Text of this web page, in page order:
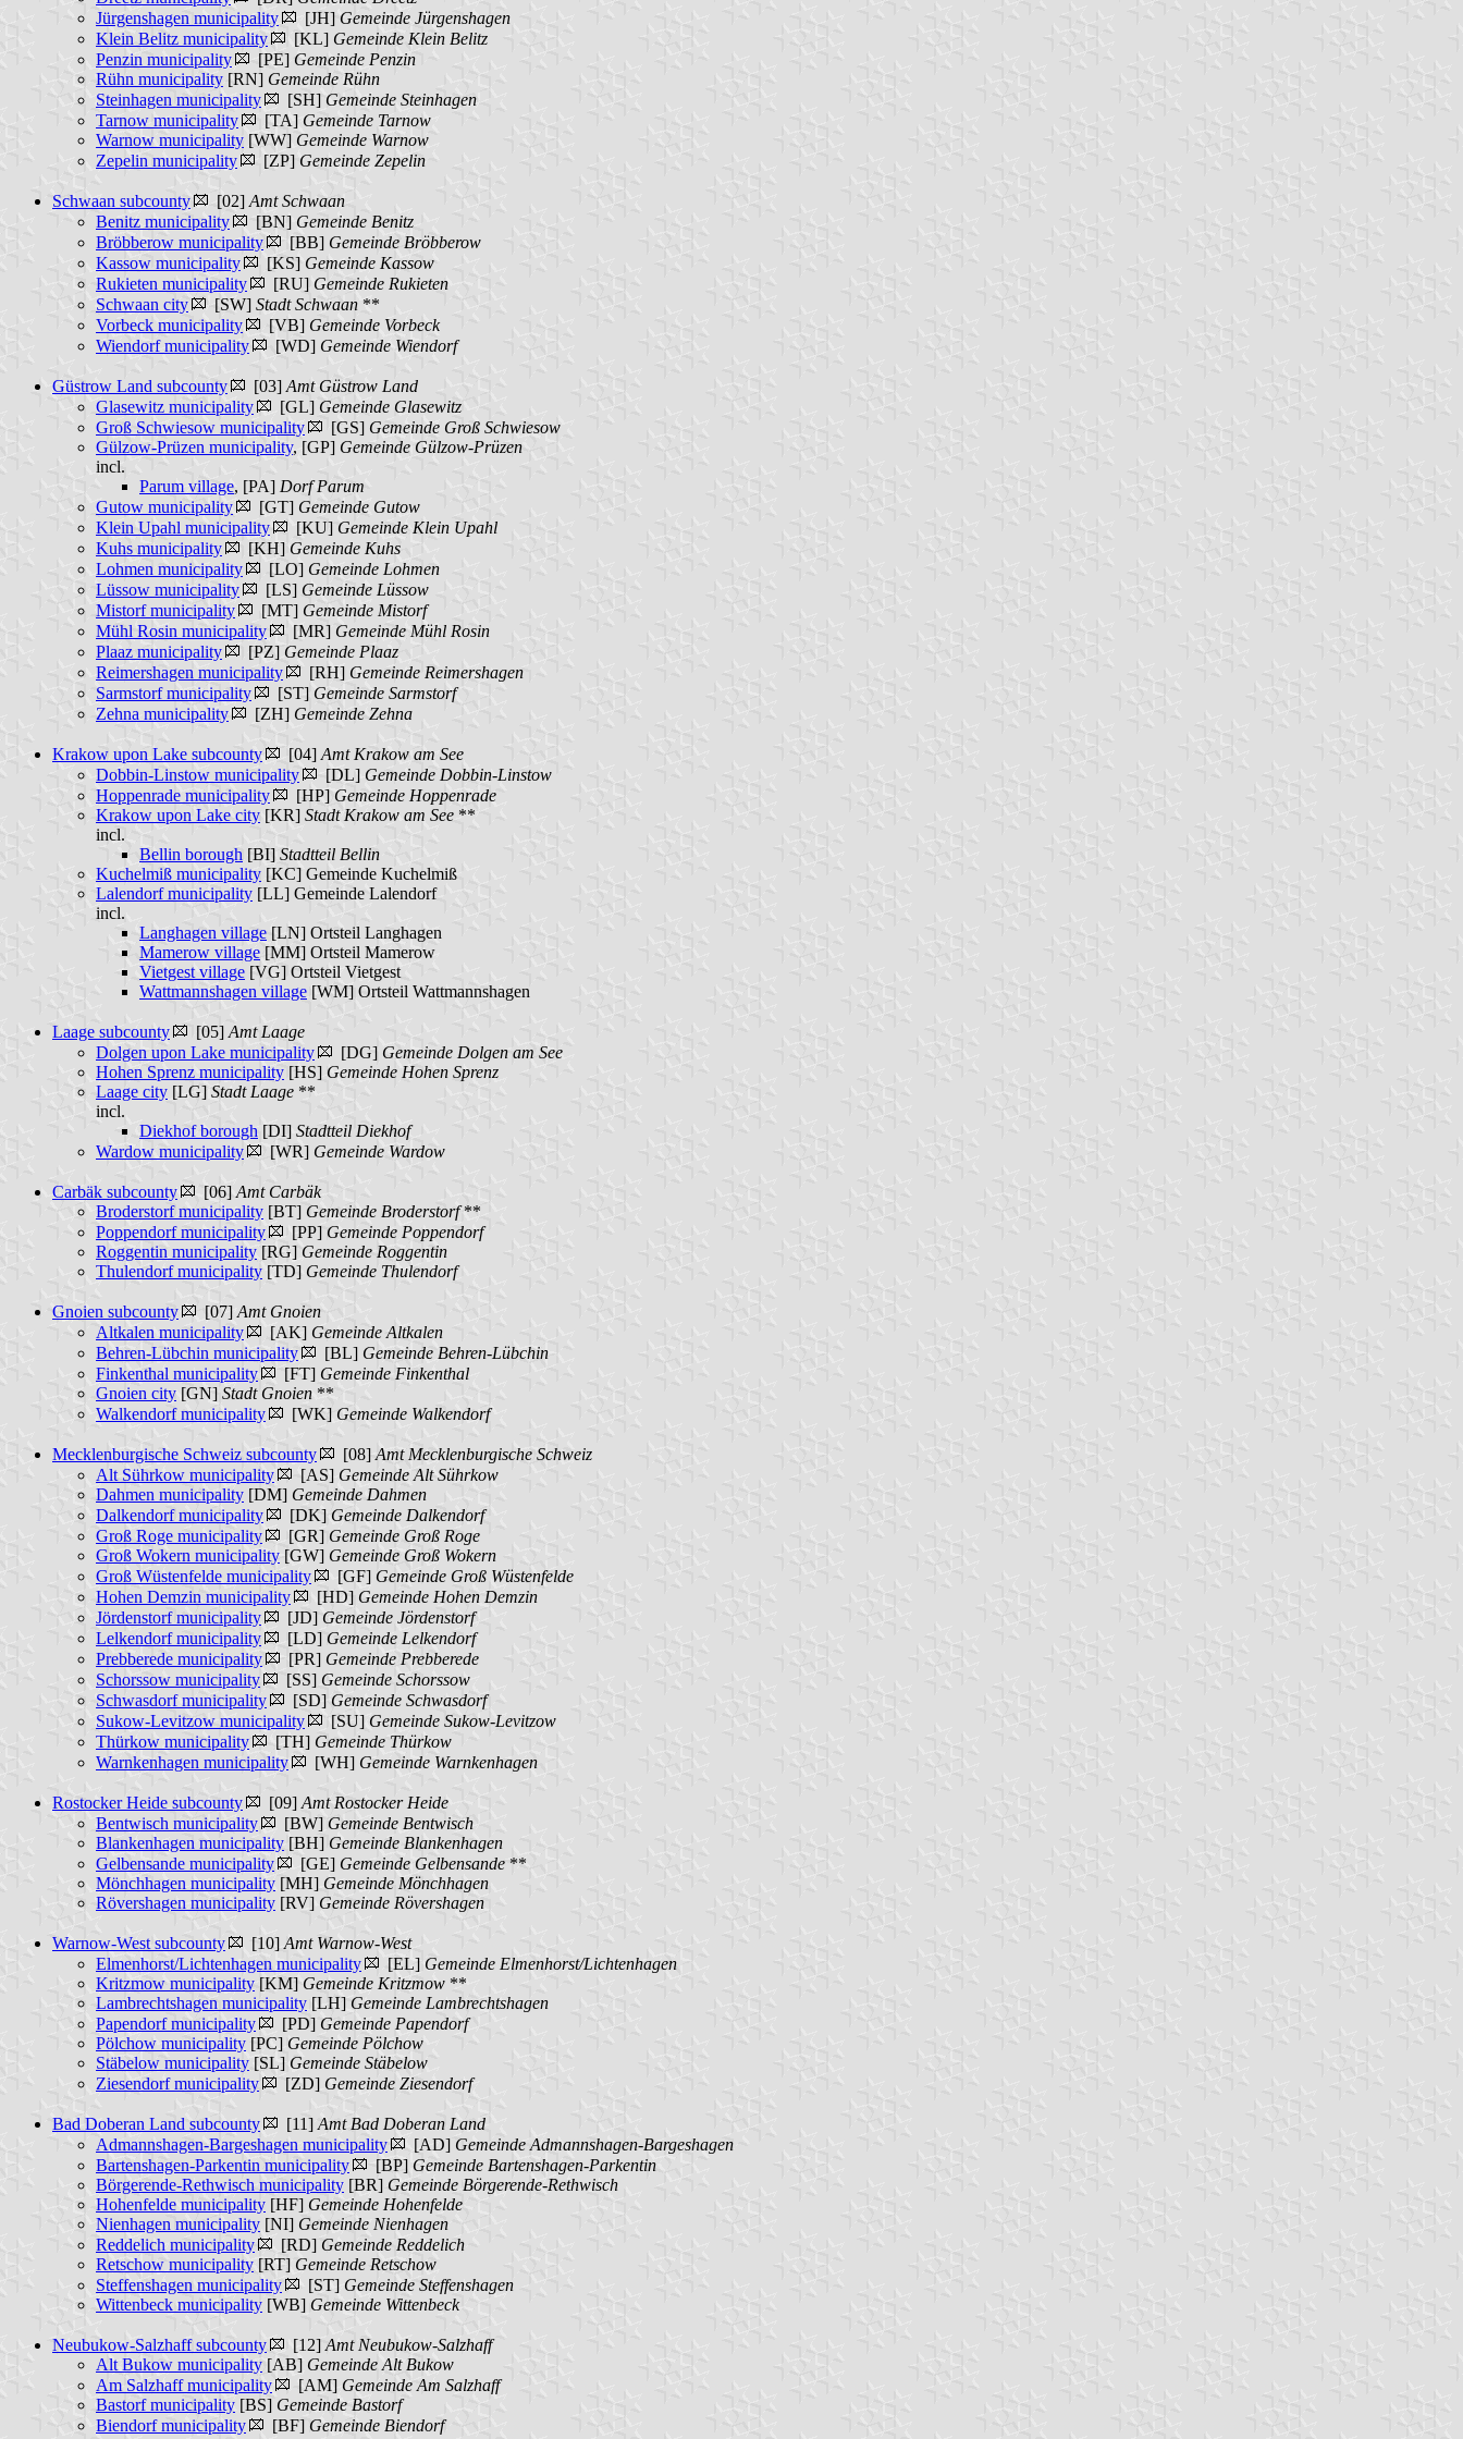
Jürgenshagen municipality
[JH] Gemeinde Jürgenshagen
Klein Belitz municipality
[KL] Gemeinde Klein Belitz
Penzin municipality
[PE] Gemeinde Penzin
Rühn municipality [RN] Gemeinde Rühn
Steinhagen municipality
[SH] Gemeinde Steinhagen
Tarnow municipality
[TA] Gemeinde Tarnow
Warnow municipality [WW] Gemeinde Warnow
Zepelin municipality
[ZP] Gemeinde Zepelin
Schwaan subcounty [02] Amt Schwaan
Benitz municipality
[BN] Gemeinde Benitz
Bröbberow municipality
[BB] Gemeinde Bröbberow
Kassow municipality
[KS] Gemeinde Kassow
Rukieten municipality
[RU] Gemeinde Rukieten
Schwaan city
[SW] Stadt Schwaan **
Vorbeck municipality
[VB] Gemeinde Vorbeck
Wiendorf municipality
[WD] Gemeinde Wiendorf
Güstrow Land subcounty [03] Amt Güstrow Land
Glasewitz municipality
[GL] Gemeinde Glasewitz
Groß Schwiesow municipality
[GS] Gemeinde Groß Schwiesow
Gülzow-Prüzen municipality, [GP] Gemeinde Gülzow-Prüzen
incl.
Parum village, [PA] Dorf Parum
Gutow municipality
[GT] Gemeinde Gutow
Klein Upahl municipality
[KU] Gemeinde Klein Upahl
Kuhs municipality
[KH] Gemeinde Kuhs
Lohmen municipality
[LO] Gemeinde Lohmen
Lüssow municipality
[LS] Gemeinde Lüssow
Mistorf municipality
[MT] Gemeinde Mistorf
Mühl Rosin municipality
[MR] Gemeinde Mühl Rosin
Plaaz municipality
[PZ] Gemeinde Plaaz
Reimershagen municipality
[RH] Gemeinde Reimershagen
Sarmstorf municipality
[ST] Gemeinde Sarmstorf
Zehna municipality
[ZH] Gemeinde Zehna
Krakow upon Lake subcounty [04] Amt Krakow am See
Dobbin-Linstow municipality
[DL] Gemeinde Dobbin-Linstow
Hoppenrade municipality
[HP] Gemeinde Hoppenrade
Krakow upon Lake city [KR] Stadt Krakow am See **
incl.
Bellin borough [BI] Stadtteil Bellin
Kuchelmiß municipality [KC] Gemeinde Kuchelmiß
Lalendorf municipality [LL] Gemeinde Lalendorf
incl.
Langhagen village [LN] Ortsteil Langhagen
Mamerow village [MM] Ortsteil Mamerow
Vietgest village [VG] Ortsteil Vietgest
Wattmannshagen village [WM] Ortsteil Wattmannshagen
Laage subcounty [05] Amt Laage
Dolgen upon Lake municipality
[DG] Gemeinde Dolgen am See
Hohen Sprenz municipality [HS] Gemeinde Hohen Sprenz
Laage city [LG] Stadt Laage **
incl.
Diekhof borough [DI] Stadtteil Diekhof
Wardow municipality
[WR] Gemeinde Wardow
Carbäk subcounty [06] Amt Carbäk
Broderstorf municipality [BT] Gemeinde Broderstorf**
Poppendorf municipality
[PP] Gemeinde Poppendorf
Roggentin municipality [RG] Gemeinde Roggentin
Thulendorf municipality [TD] Gemeinde Thulendorf
Gnoien subcounty [07] Amt Gnoien
Altkalen municipality
[AK] Gemeinde Altkalen
Behren-Lübchin municipality
[BL] Gemeinde Behren-Lübchin
Finkenthal municipality
[FT] Gemeinde Finkenthal
Gnoien city [GN] Stadt Gnoien **
Walkendorf municipality
[WK] Gemeinde Walkendorf
Mecklenburgische Schweiz subcounty [08] Amt Mecklenburgische Schweiz
Alt Sührkow municipality
[AS] Gemeinde Alt Sührkow
Dahmen municipality [DM] Gemeinde Dahmen
Dalkendorf municipality
[DK] Gemeinde Dalkendorf
Groß Roge municipality
[GR] Gemeinde Groß Roge
Groß Wokern municipality [GW] Gemeinde Groß Wokern
Groß Wüstenfelde municipality
[GF] Gemeinde Groß Wüstenfelde
Hohen Demzin municipality
[HD] Gemeinde Hohen Demzin
Jördenstorf municipality
[JD] Gemeinde Jördenstorf
Lelkendorf municipality
[LD] Gemeinde Lelkendorf
Prebberede municipality
[PR] Gemeinde Prebberede
Schorssow municipality
[SS] Gemeinde Schorssow
Schwasdorf municipality
[SD] Gemeinde Schwasdorf
Sukow-Levitzow municipality
[SU] Gemeinde Sukow-Levitzow
Thürkow municipality
[TH] Gemeinde Thürkow
Warnkenhagen municipality
[WH] Gemeinde Warnkenhagen
Rostocker Heide subcounty [09] Amt Rostocker Heide
Bentwisch municipality
[BW] Gemeinde Bentwisch
Blankenhagen municipality [BH] Gemeinde Blankenhagen
Gelbensande municipality
[GE] Gemeinde Gelbensande **
Mönchhagen municipality [MH] Gemeinde Mönchhagen
Rövershagen municipality [RV] Gemeinde Rövershagen
Warnow-West subcounty [10] Amt Warnow-West
Elmenhorst/Lichtenhagen municipality
[EL] Gemeinde Elmenhorst/Lichtenhagen
Kritzmow municipality [KM] Gemeinde Kritzmow **
Lambrechtshagen municipality [LH] Gemeinde Lambrechtshagen
Papendorf municipality
[PD] Gemeinde Papendorf
Pölchow municipality [PC] Gemeinde Pölchow
Stäbelow municipality [SL] Gemeinde Stäbelow
Ziesendorf municipality
[ZD] Gemeinde Ziesendorf
Bad Doberan Land subcounty [11] Amt Bad Doberan Land
Admannshagen-Bargeshagen municipality
[AD] Gemeinde Admannshagen-Bargeshagen
Bartenshagen-Parkentin municipality
[BP] Gemeinde Bartenshagen-Parkentin
Börgerende-Rethwisch municipality [BR] Gemeinde Börgerende-Rethwisch
Hohenfelde municipality [HF] Gemeinde Hohenfelde
Nienhagen municipality [NI] Gemeinde Nienhagen
Reddelich municipality
[RD] Gemeinde Reddelich
Retschow municipality [RT] Gemeinde Retschow
Steffenshagen municipality
[ST] Gemeinde Steffenshagen
Wittenbeck municipality [WB] Gemeinde Wittenbeck
Neubukow-Salzhaff subcounty [12] Amt Neubukow-Salzhaff
Alt Bukow municipality [AB] Gemeinde Alt Bukow
Am Salzhaff municipality
[AM] Gemeinde Am Salzhaff
Bastorf municipality [BS] Gemeinde Bastorf
Biendorf municipality
[BF] Gemeinde Biendorf